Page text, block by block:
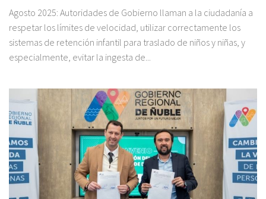
Agosto 2025: Autoridades de Gobierno llaman a la ciudadanía a
respetar los límites de velocidad, utilizar correctamente los
sistemas de retención infantil para traslado de niños y niñas, y
especialmente, evitar la ingesta de...